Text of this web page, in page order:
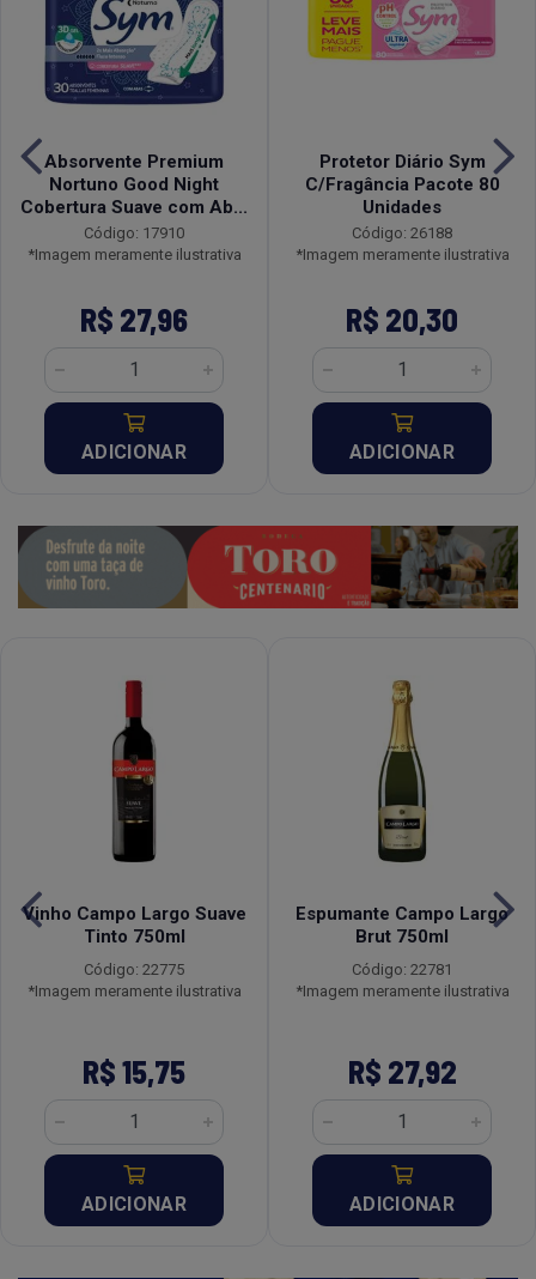
Absorvente Premium
Nortuno Good Night
Cobertura Suave com Ab...
Código: 17910
*Imagem meramente ilustrativa
R$ 27,96
ADICIONAR
Protetor Diário Sym
C/Fragância Pacote 80
Unidades
Código: 26188
*Imagem meramente ilustrativa
R$ 20,30
ADICIONAR
Vinho Campo Largo Suave
Tinto 750ml
Código: 22775
*Imagem meramente ilustrativa
R$ 15,75
ADICIONAR
Espumante Campo Largo
Brut 750ml
Código: 22781
*Imagem meramente ilustrativa
R$ 27,92
ADICIONAR